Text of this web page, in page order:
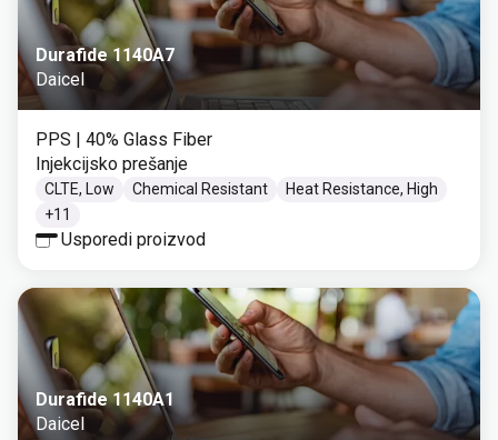
Durafide 1140A7
Daicel
PPS | 40% Glass Fiber
Injekcijsko prešanje
CLTE, Low Chemical Resistant
Heat Resistance, High
+11
Usporedi proizvod
Durafide 1140A1
Daicel